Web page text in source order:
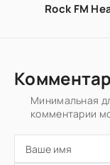
Rock FM
Минимальная
комментарии